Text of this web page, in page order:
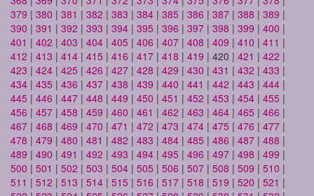
379 | 380 | 381 | 382 | 383 | 384 | 385 | 386 | 387 | 388 | 389 |
390 | 391 | 392 | 393 | 394 | 395 | 396 | 397 | 398 | 399 | 400 |
401 | 402 | 403 | 404 | 405 | 406 | 407 | 408 | 409 | 410 | 411 |
412 | 413 | 414 | 415 | 416 | 417 | 418 | 419 | 420 | 421 | 422 |
423 | 424 | 425 | 426 | 427 | 428 | 429 | 430 | 431 | 432 | 433 |
434 | 435 | 436 | 437 | 438 | 439 | 440 | 441 | 442 | 443 | 444 |
445 | 446 | 447 | 448 | 449 | 450 | 451 | 452 | 453 | 454 | 455 |
456 | 457 | 458 | 459 | 460 | 461 | 462 | 463 | 464 | 465 | 466 |
467 | 468 | 469 | 470 | 471 | 472 | 473 | 474 | 475 | 476 | 477 |
478 | 479 | 480 | 481 | 482 | 483 | 484 | 485 | 486 | 487 | 488 |
489 | 490 | 491 | 492 | 493 | 494 | 495 | 496 | 497 | 498 | 499 |
500 | 501 | 502 | 503 | 504 | 505 | 506 | 507 | 508 | 509 | 510 |
511 | 512 | 513 | 514 | 515 | 516 | 517 | 518 | 519 | 520 | 521 |